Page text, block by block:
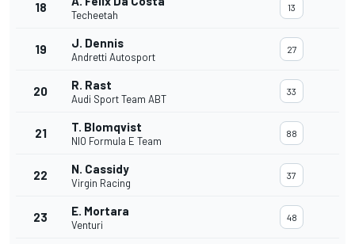
18
Techeetah
13
19 J. Dennis
Andretti Autosport
27
20 R. Rast
Audi Sport Team ABT
33
21 T. Blomqvist
NIO Formula E Team
88
22 N. Cassidy
Virgin Racing
37
23 E. Mortara
Venturi
48